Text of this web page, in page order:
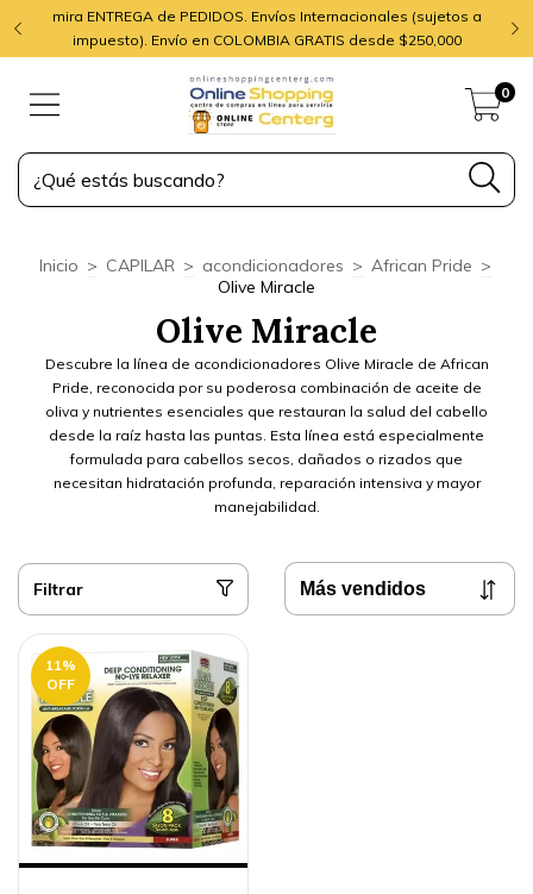
mira ENTREGA de PEDIDOS. Envíos Internacionales (sujetos a
impuesto). Envío en COLOMBIA GRATIS desde $250,000
0
Inicio > CAPILAR > acondicionadores > African Pride >
Olive Miracle
Olive Miracle
Descubre la línea de acondicionadores Olive Miracle de African
Pride, reconocida por su poderosa combinación de aceite de
oliva y nutrientes esenciales que restauran la salud del cabello
desde la raíz hasta las puntas. Esta línea está especialmente
formulada para cabellos secos, dañados o rizados que
necesitan hidratación profunda, reparación intensiva y mayor
manejabilidad.
Filtrar
11%
OFF